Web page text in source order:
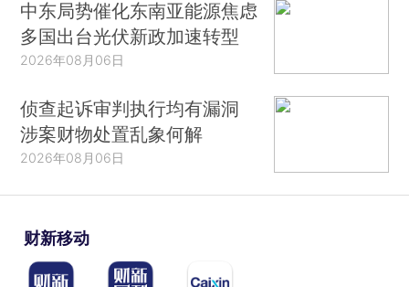
中东局势催化东南亚能源焦虑
多国出台光伏新政加速转型
2026年08月06日
侦查起诉审判执行均有漏洞
涉案财物处置乱象何解
2026年08月06日
财新移动